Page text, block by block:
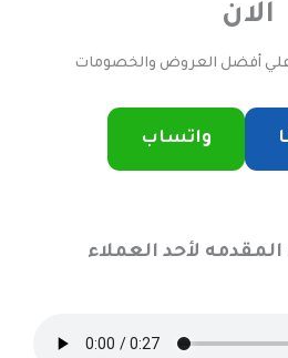
الان
أفضل العروض والخصومات
واتساب
لأحد العملاء